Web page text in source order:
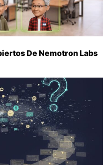
De Nemotron Labs